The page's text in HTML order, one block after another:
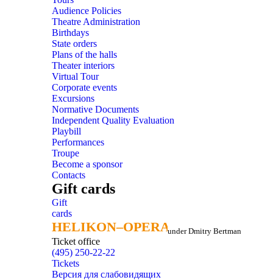
Audience Policies
Theatre Administration
Birthdays
State orders
Plans of the halls
Theater interiors
Virtual Tour
Corporate events
Excursions
Normative Documents
Independent Quality Evaluation
Playbill
Performances
Troupe
Become a sponsor
Contacts
Gift cards
Gift
cards
HELIKON–OPERA
HELIKON–OPERAunder Dmitry Bertman
Ticket office
(495) 250-22-22
Tickets
Версия для слабовидящих